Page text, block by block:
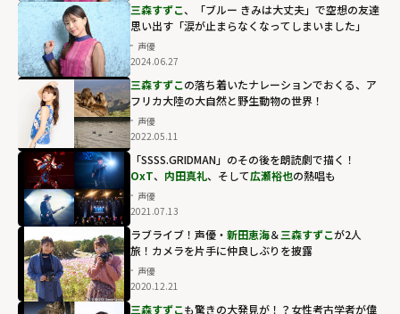
三森すずこ、「ブルー きみは大丈夫」で空想の友達
思い出す「涙が止まらなくなってしまいました」
声優
2024.06.27
三森すずこの落ち着いたナレーションでおくる、ア
フリカ大陸の大自然と野生動物の世界！
声優
2022.05.11
「SSSS.GRIDMAN」のその後を朗読劇で描く！
OxT、 内田真礼、そして広瀬裕也の熱唱も
声優
2021.07.13
ラブライブ！声優・ 新田恵海＆三森すずこが2人
旅！カメラを片手に仲良しぶりを披露
声優
2020.12.21
三森すずこも驚きの大発見が！？女性考古学者が偉